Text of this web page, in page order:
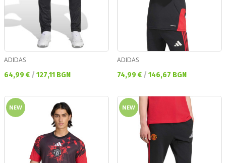
ADIDAS
Текуща цена:
64,99 € / 127,11 BGN
ADIDAS
Текуща цена:
74,99 € / 146,67 BGN
NEW NEW